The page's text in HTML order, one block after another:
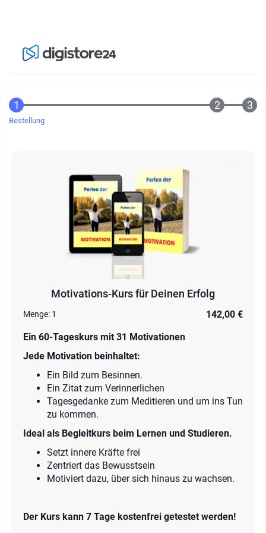
Bestellung
Motivations-Kurs für Deinen Erfolg
Menge: 1
142,00 €
Ein 60-Tageskurs mit 31 Motivationen
Jede Motivation beinhaltet:
Ein Bild zum Besinnen.
Ein Zitat zum Verinnerlichen
Tagesgedanke zum Meditieren und um ins Tun
zu kommen.
Ideal als Begleitkurs beim Lernen und Studieren.
Setzt innere Kräfte frei
Zentriert das Bewusstsein
Motiviert dazu, über sich hinaus zu wachsen.
Der Kurs kann 7 Tage kostenfrei getestet werden!